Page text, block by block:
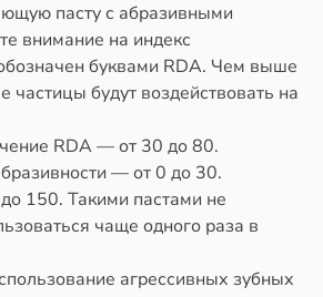
пасту с абразивными
внимание на индекс
буквами RDA. Чем выше
частицы будут воздействовать на
RDA — от 30 до 80.
— от 0 до 30.
150. Такими пастами не
чаще одного раза в
агрессивных зубных